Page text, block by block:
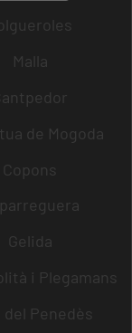
Malla
de Mogoda
Copons
Gelida
i Plegamans
del Penedès